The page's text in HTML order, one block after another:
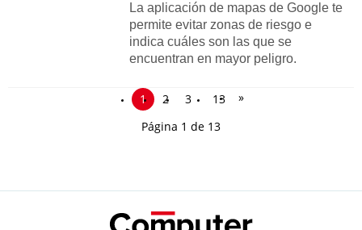
La aplicación de mapas de Google te
permite evitar zonas de riesgo e
indica cuáles son las que se
encuentran en mayor peligro.
1 2 3 13
»
Página 1 de 13